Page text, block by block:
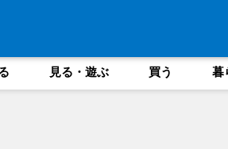
見る・遊ぶ 買う 暮